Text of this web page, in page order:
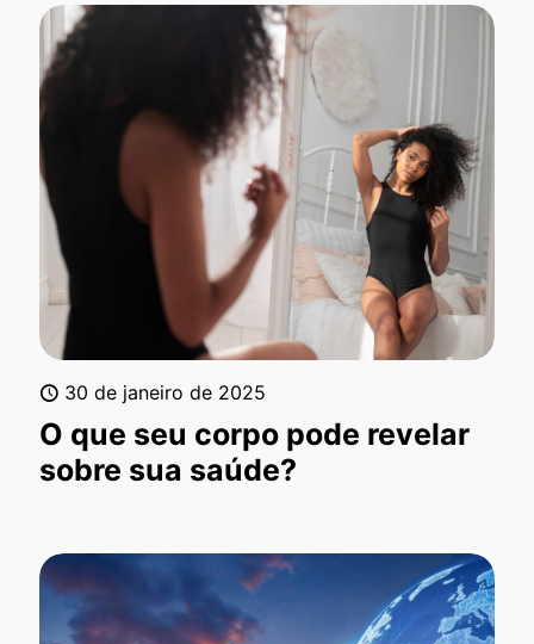
30 de janeiro de 2025
O que seu corpo pode revelar
sobre sua saúde?